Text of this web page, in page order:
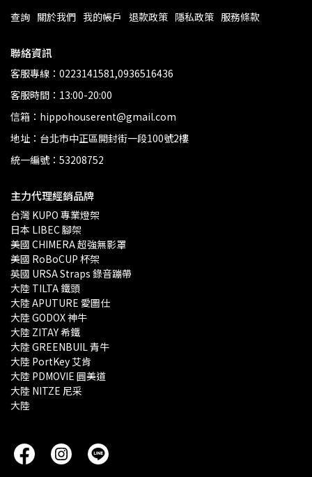
查詢 關於我們 我的帳戶 退款政策 隱私政策 服務條款
聯絡資訊
客服專線：0223141581,0936516436
客服時間：13:00-20:00
信箱：hippohouserent@gmail.com
地址：台北市中正區開封街一段100號2樓
統一編號：53208752
主力代理經銷品牌
台灣 KUPO 專業燈架
日本 LIBEC 腳架
美國 CHIMERA 超強無影罩
美國 RoBoCUP 杯架
英國 URSA Straps 錄音蹦帶
大陸 TILTA 鐵頭
大陸 APUTURE 愛圖仕
大陸 GODOX 神牛
大陸 ZITAY 希鐵
大陸 GREENBUIL 青牛
大陸 PortKey 艾肯
大陸 PDMOVIE 圓美道
大陸 NITZE 尼采
大陸